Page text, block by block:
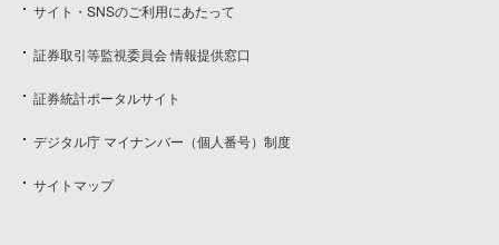
サイト・SNSのご利用にあたって
証券取引等監視委員会 情報提供窓口
証券統計ポータルサイト
デジタル庁 マイナンバー（個人番号）制度
サイトマップ